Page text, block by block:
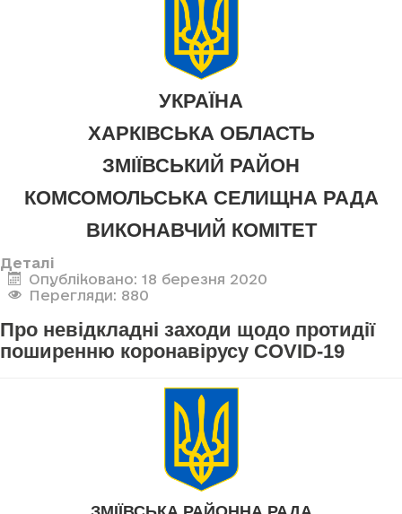
УКРАЇНА
ХАРКІВСЬКА ОБЛАСТЬ
ЗМІЇВСЬКИЙ РАЙОН
КОМСОМОЛЬСЬКА СЕЛИЩНА РАДА
ВИКОНАВЧИЙ КОМІТЕТ
Деталі
Опубліковано: 18 березня 2020
Перегляди: 880
Про невідкладні заходи щодо протидії
поширенню коронавірусу COVID-19